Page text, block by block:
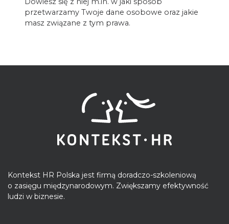
przetwarzamy Twoje dane osobowe oraz jakie
masz związane z tym prawa.
Kontekst HR Polska jest firmą doradczo-szkoleniową
o zasięgu międzynarodowym. Zwiększamy efektywność
ludzi w biznesie.